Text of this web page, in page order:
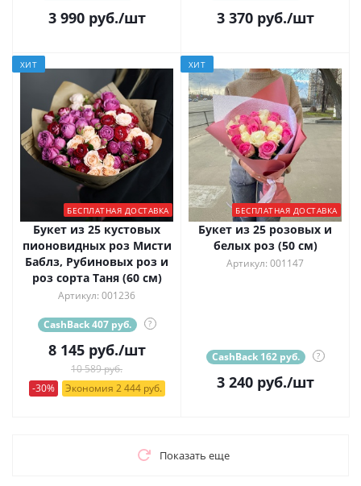
3 990руб./шт 3 370руб./шт
ХИТ
БЕСПЛАТНАЯ ДОСТАВКА
Букет из 25 кустовых
пионовидных роз Мисти
Баблз, Рубиновых роз и
роз сорта Таня (60 см)
Артикул: 001236
CashBack 407 руб. ?
8 145руб./шт
10 589 руб.
-30%
Экономия 2 444 руб.
ХИТ
БЕСПЛАТНАЯ ДОСТАВКА
Букет из 25 розовых и
белых роз (50 см)
Артикул: 001147
CashBack 162 руб. ?
3 240руб./шт
Показать еще